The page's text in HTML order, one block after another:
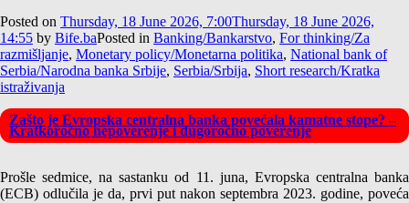
Posted on Thursday, 18 June 2026, 7:00Thursday, 18 June 2026,
14:55 by Bife.baPosted in Banking/Bankarstvo, For thinking/Za
razmišljanje, Monetary policy/Monetarna politika, National bank of
Serbia/Narodna banka Srbije, Serbia/Srbija, Short research/Kratka
istraživanja
Zašto je Evropska centralna banka povećala kamatne stope? –
Kratkoročno nepoverenje i dugoročno poverenje
Prošle sedmice, na sastanku od 11. juna, Evropska centralna banka
(ECB) odlučila je da, prvi put nakon septembra 2023. godine, poveća